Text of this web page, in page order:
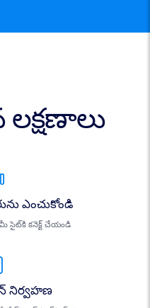
ఎంచుకోండి
సైట్‌కి కనెక్ట్ చేయండి
నిర్వహణ